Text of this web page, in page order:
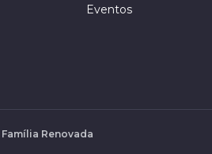
Eventos
Renovada